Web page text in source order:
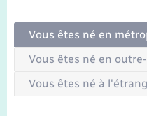
Vous êtes né en
Vous êtes né en
Vous êtes né à